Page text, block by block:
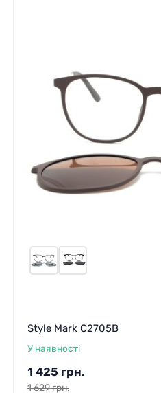
Style Mark C2705B
У наявності
1 425 грн.
1 629грн.